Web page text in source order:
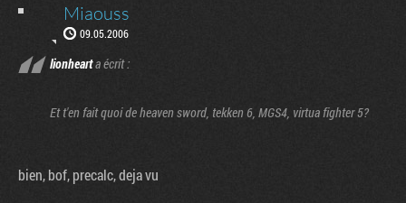
Miaouss
09.05.2006
lionhearta écrit :
Et t'en fait quoi de heaven sword, tekken 6, MGS4, virtua fighter 5?
bien, bof, precalc, deja vu